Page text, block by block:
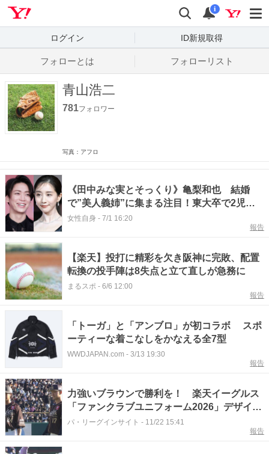
検索
通知
i
ログイン ID新規取得
フォローとは フォローリスト
青山浩二
781フォロワー
写真：アフロ
《田中みな実とそっくり》亀梨和也 結婚
で”美人義姉”に集まる注目！東大卒で2児の
母、バリキャリフルート奏者の“スーパーウー
女性自身 - 7/1 16:20
報告
【楽天】投打に精彩を欠き阪神に完敗、配置
転換の投手陣は8失点と立て直しが急務に
まるスポ - 6/6 12:00
報告
「トーガ」と「アンブロ」が初コラボ スポ
ーティーな着こなしをかなえる全7型
WWDJAPAN.com - 3/13 19:30
報告
力強いブラウンで勝利を！ 楽天イーグルス
「ファンクラブユニフォーム2026」デザイン
発表
パ・リーグインサイト - 11/22 15:41
報告